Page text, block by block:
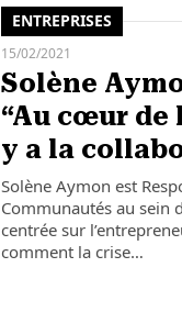
ENTREPRISES
15/02/2021
Solène
“Au cœur de
y a la
Solène Aymon est
Communautés au sein
centrée sur
comment la crise…